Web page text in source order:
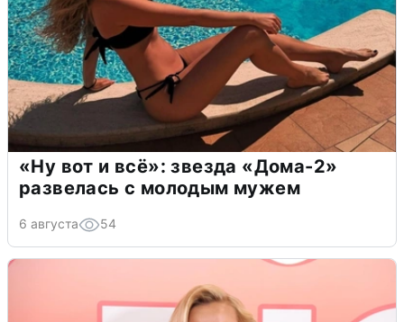
«Ну вот и всё»: звезда «Дома-2»
развелась с молодым мужем
6 августа 54